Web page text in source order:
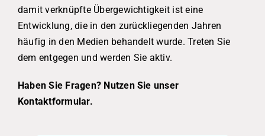
damit verknüpfte Übergewichtigkeit ist eine
Entwicklung, die in den zurückliegenden Jahren
häufig in den Medien behandelt wurde. Treten Sie
dem entgegen und werden Sie aktiv.
Haben Sie Fragen? Nutzen Sie unser
Kontaktformular.